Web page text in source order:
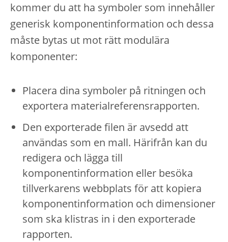
kommer du att ha symboler som innehåller
generisk komponentinformation och dessa
måste bytas ut mot rätt modulära
komponenter:
Placera dina symboler på ritningen och
exportera materialreferensrapporten.
Den exporterade filen är avsedd att
användas som en mall. Härifrån kan du
redigera och lägga till
komponentinformation eller besöka
tillverkarens webbplats för att kopiera
komponentinformation och dimensioner
som ska klistras in i den exporterade
rapporten.